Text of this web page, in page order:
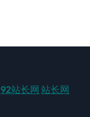
92站长网 站长网